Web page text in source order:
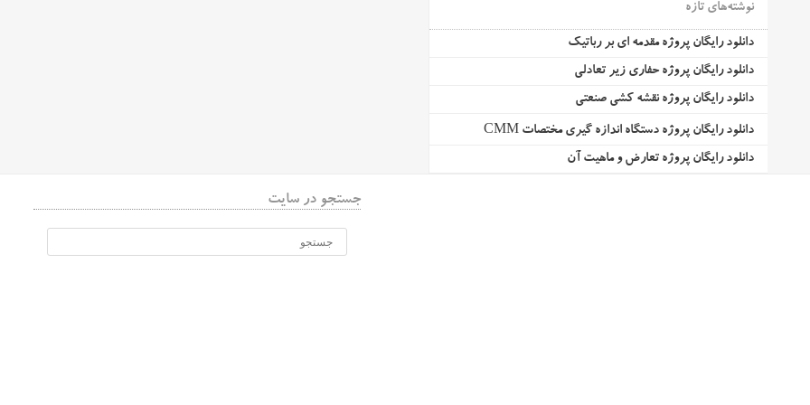
نوشته‌های تازه
دانلود رایگان پروژه مقدمه ای بر رباتیک
دانلود رایگان پروژه حفاری زیر تعادلی
دانلود رایگان پروژه نقشه کشی صنعتی
دانلود رایگان پروژه دستگاه اندازه گیری مختصات CMM
دانلود رایگان پروژه تعارض و ماهیت آن
جستجو در سایت